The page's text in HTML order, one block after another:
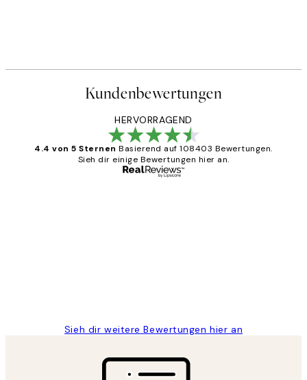
Kundenbewertungen
HERVORRAGEND
4.4 von 5 Sternen Basierend auf 108403 Bewertungen.
Sieh dir einige Bewertungen hier an.
Sieh dir weitere Bewertungen hier an